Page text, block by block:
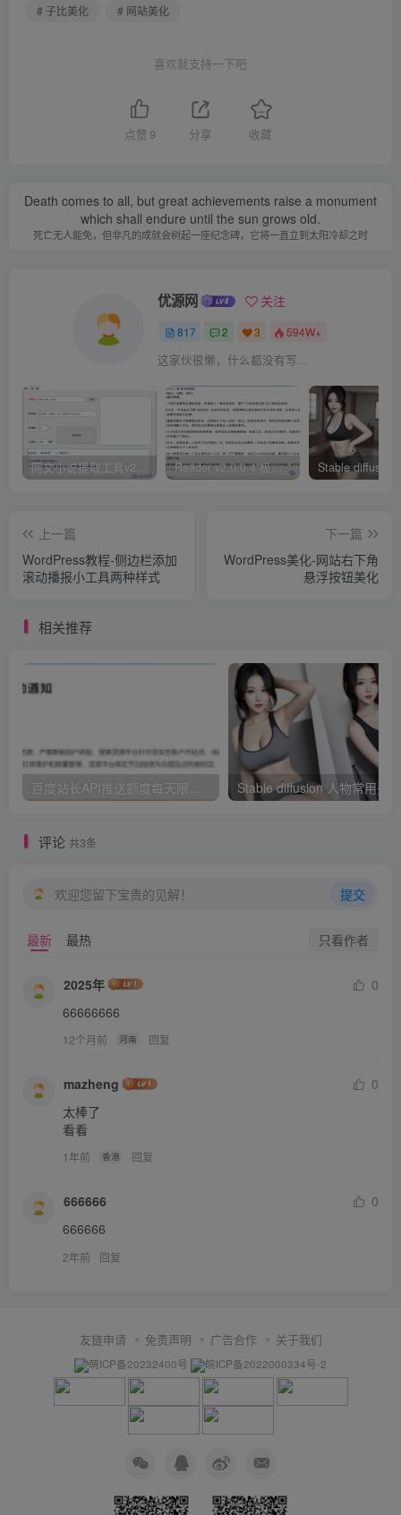
# 子比美化
# 网站美化
喜欢就支持一下吧
点赞 9 分享 收藏
Death comes to all, but great achievements raise a monument
which shall endure until the sun grows old.
死亡无人能免，但非凡的成就会树起一座纪念碑，它将一直立到太阳冷却之时
优源网 关注
817 2 3 594W+
这家伙很懒，什么都没有写...
Reader v2.0.0.4 极简小说阅读器支持导入在线及离线书源
上一篇
WordPress教程-侧边栏添加
滚动播报小工具两种样式
下一篇
WordPress美化-网站右下角
悬浮按钮美化
相关推荐
评论 共3条
欢迎您留下宝贵的见解！ 提交
最新 最热 只看作者
2025年
0
66666666
12个月前 河南 回复
mazheng
0
太棒了
看看
1年前 香港 回复
666666
0
666666
2年前 回复
友链申请 免责声明 广告合作 关于我们
萌ICP备20232400号 皖ICP备2022000334号-2